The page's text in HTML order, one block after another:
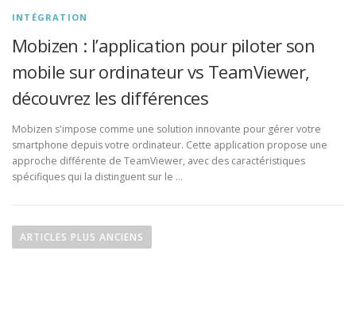
INTÉGRATION
Mobizen : l’application pour piloter son
mobile sur ordinateur vs TeamViewer,
découvrez les différences
Mobizen s'impose comme une solution innovante pour gérer votre
smartphone depuis votre ordinateur. Cette application propose une
approche différente de TeamViewer, avec des caractéristiques
spécifiques qui la distinguent sur le …
aARTICLES PLUS ANCIENS